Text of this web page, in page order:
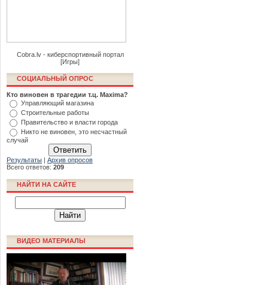
Cobra.lv - киберспортивный портал
[Игры]
СОЦИАЛЬНЫЙ ОПРОС
Кто виновен в трагедии т.ц. Maxima?
Управляющий магазина
Строительные работы
Правительство и власти города
Никто не виновен, это несчастный
случай
Результаты | Архив опросов
Всего ответов: 209
НАЙТИ НА САЙТЕ
ВИДЕО МАТЕРИАЛЫ